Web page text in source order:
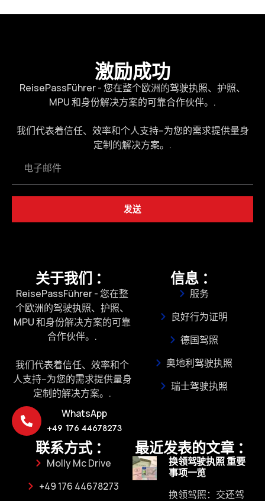
激励成功
ReisePassFührer - 您在整个欧洲的驾驶执照、护照、
MPU 和身份解决方案的可靠合作伙伴。.
我们代表着信任、效率和个人支持--为您的需求提供量身
定制的解决方案。.
发送
关于我们 ：
ReisePassFührer - 您在整
个欧洲的驾驶执照、护照、
MPU 和身份解决方案的可靠
合作伙伴。.
我们代表着信任、效率和个
人支持--为您的需求提供量身
定制的解决方案。.
WhatsApp
+49 176 44678273
信息 ：
服务
良好行为证明
德国驾照
奥地利驾驶执照
瑞士驾驶执照
联系方式 ：
Molly Mc Drive
+49 176 44678273
最近发表的文章 ：
换领驾驶执照 重要
事项一览
换领驾照：交还驾